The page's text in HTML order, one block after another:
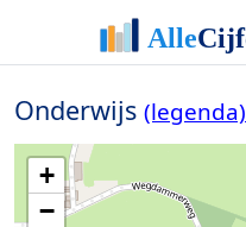
Onderwijs (legenda)
+
−